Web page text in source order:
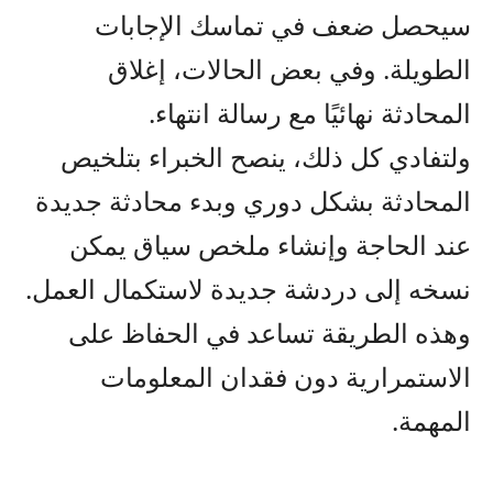
سيحصل ضعف في تماسك الإجابات
الطويلة. وفي بعض الحالات، إغلاق
المحادثة نهائيًا مع رسالة انتهاء.
ولتفادي كل ذلك، ينصح الخبراء بتلخيص
المحادثة بشكل دوري وبدء محادثة جديدة
عند الحاجة وإنشاء ملخص سياق يمكن
نسخه إلى دردشة جديدة لاستكمال العمل.
وهذه الطريقة تساعد في الحفاظ على
الاستمرارية دون فقدان المعلومات
المهمة.